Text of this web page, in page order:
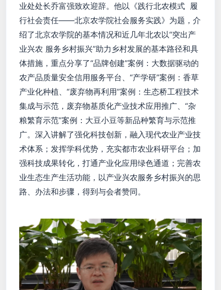
业处处长乔富强致欢迎辞。他以《践行北农模式 履
行社会责任——北京农学院社会服务实践》为题，介
绍了北京农学院的基本情况和近几年北农以“突出产
业兴农 服务乡村振兴”助力乡村发展的基本路径和具
体措施，重点分享了“品牌创建”案例：大数据驱动的
农产品质量安全信用服务平台、“产学研”案例：香草
产业化种植、“废弃物再利用”案例：生态桥工程技术
集成与示范，废弃物基质化产业技术应用推广、“杂
粮繁育示范”案例：大豆小豆等新品种繁育与示范推
广。深入讲解了强化科技创新，融入现代农业产业技
术体系；发挥学科优势，充实都市农业科研平台；加
强科技成果转化，打通产业化应用绿色通道；完善农
业生态生产生活功能，以产业兴农服务乡村振兴的思
路、办法和步骤，得到与会者赞同。